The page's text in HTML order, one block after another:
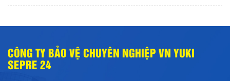
CÔNG TY BẢO VỆ CHUYÊN NGHIỆP VN YUKI
SEPRE 24